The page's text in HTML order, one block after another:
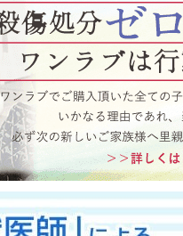
！！】香川県 ワンラブ イオンタ
中！！7/25～8/9まで｜ワンラブ
なさま、お世話になっております！！
めタウン三豊店合同にて、大決算フェ
厳選されたかわいい子犬子猫が大集合
品揃え豊富に取り揃えで、わんだふる
遊びまわっておりますよ～ 気になっ
ャンスですよ～このお得な期間に沢山
ブが全力でサポートさせていただきま
ッフ一同頑張ってまいりますm(__)m